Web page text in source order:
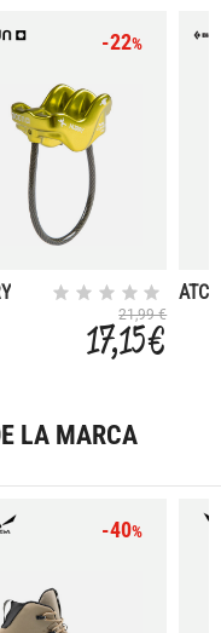
-22%
21,99 €
17,15 €
ATC-
LA MARCA
-40%